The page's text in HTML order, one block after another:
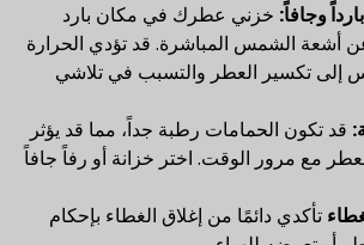
وجافاً: خزني عطرك في مكان بارد
أشعة الشمس المباشرة. قد تؤدي الحرارة
إلى تكسير العطر والتسبب في تلاشي
قد تكون الحمامات رطبة جداً، مما قد يؤثر
مع مرور الوقت. اختر خزانة أو رفاً جافاً
تأكدي دائمًا من إغلاق الغطاء بإحكام